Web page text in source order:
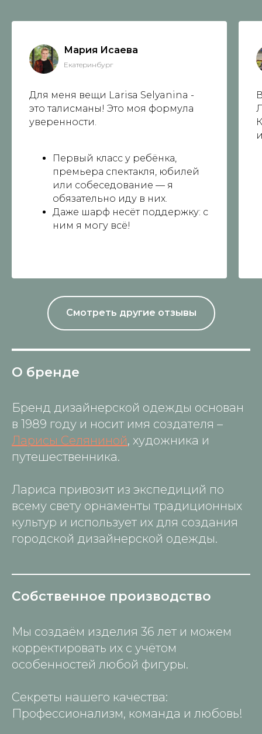
Мария Исаева
Екатеринбург
Для меня вещи Larisa Selyanina -
это талисманы! Это моя формула
уверенности.
Первый класс у ребёнка,
премьера спектакля, юбилей
или собеседование — я
обязательно иду в них.
Даже шарф несёт поддержку: с
ним я могу всё!
Смотреть другие отзывы
О бренде
Бренд дизайнерской одежды основан
в 1989 году и носит имя создателя –
Ларисы Селяниной, художника и
путешественника.
Лариса привозит из экспедиций по
всему свету орнаменты традиционных
культур и использует их для создания
городской дизайнерской одежды.
Собственное производство
Мы создаём изделия 36 лет и можем
корректировать их с учётом
особенностей любой фигуры.
Секреты нашего качества:
Профессионализм, команда и любовь!